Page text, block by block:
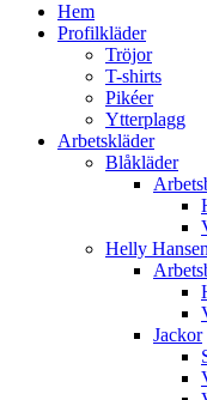
Hem
Profilkläder
Tröjor
T-shirts
Pikéer
Ytterplagg
Arbetskläder
Blåkläder
Helly
Jackor